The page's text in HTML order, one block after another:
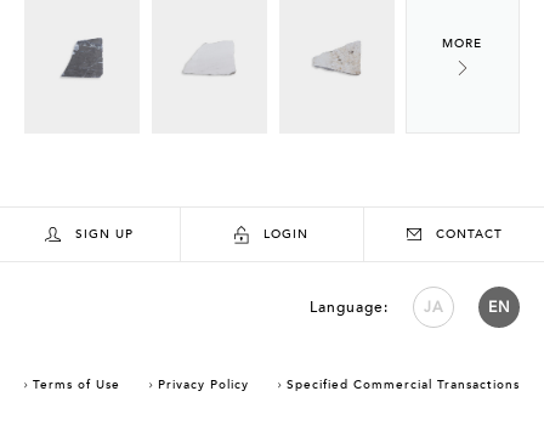
SIGN UP LOGIN CONTACT
Language: JA EN
Terms of Use Privacy Policy Specified Commercial Transactions